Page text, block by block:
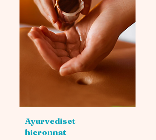
Ayurvediset
hieronnat